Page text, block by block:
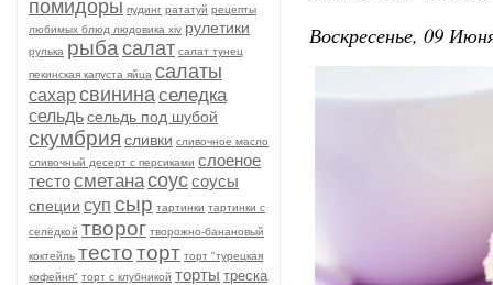
помидоры пудинг рататуй рецепты
любимых блюд людовика xiv рулетики
рулька рыба салат салат тунец
пекинская капуста яйца салаты
сахарсвининаселедка
сельдьсельдь под шубой
скумбрия сливки сливочное масло
сливочный десерт с персиками слоеное
тестосметанасоуссоусы
специи суп сыр тартинки тартинки с
селёдкой творог творожно-банановый
коктейль тестоторт торт "турецкая
кофейня" торт с клубникой торты треска
Воскресенье, 09